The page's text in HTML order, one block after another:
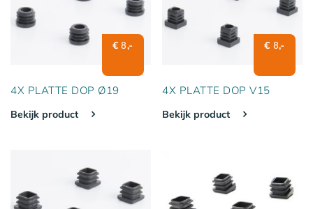
€8,-
4X PLATTE DOP Ø19
Bekijk product
€ 8,-
4X PLATTE DOP V15
Bekijk product